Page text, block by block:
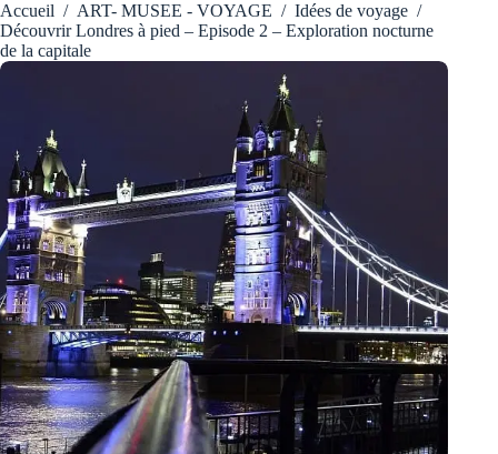
Accueil / ART- MUSEE - VOYAGE / Idées de voyage /
Découvrir Londres à pied – Episode 2 – Exploration nocturne
de la capitale